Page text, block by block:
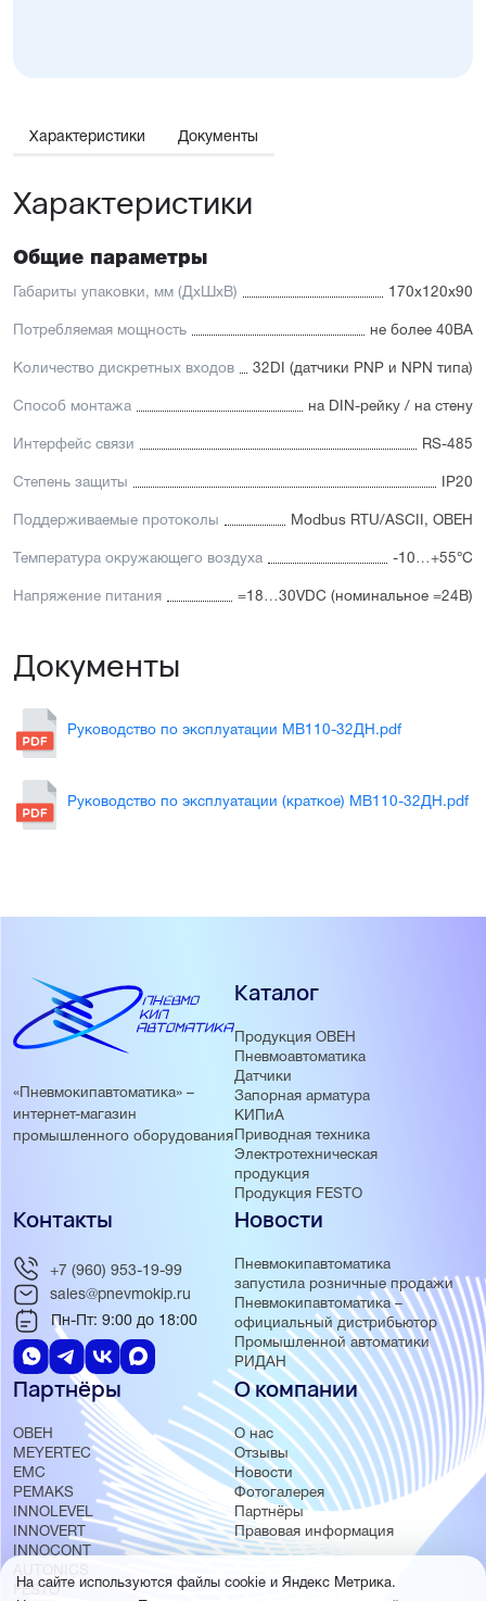
Характеристики Документы
Характеристики
Общие параметры
Габариты упаковки, мм (ДхШхВ) 170x120x90
Потребляемая мощность не более 40ВА
Количество дискретных входов 32DI (датчики PNP и NPN типа)
Способ монтажа на DIN-рейку / на стену
Интерфейс связи RS-485
Степень защиты IP20
Поддерживаемые протоколы Modbus RTU/ASCII, ОВЕН
Температура окружающего воздуха -10…+55°С
Напряжение питания =18…30VDC (номинальное =24В)
Документы
Руководство по эксплуатации МВ110-32ДН.pdf
Руководство по эксплуатации (краткое) МВ110-32ДН.pdf
«Пневмокипавтоматика» –
интернет-магазин
промышленного оборудования
Каталог
Продукция ОВЕН
Пневмоавтоматика
Датчики
Запорная арматура
КИПиА
Приводная техника
Электротехническая
продукция
Продукция FESTO
Новости
Пневмокипавтоматика
запустила розничные продажи
Пневмокипавтоматика –
официальный дистрибьютор
Промышленной автоматики
РИДАН
Партнёры
ОВЕН
MEYERTEC
EMC
PEMAKS
INNOLEVEL
INNOVERT
INNOCONT
AUTONICS
FESTO
О компании
О нас
Отзывы
Новости
Фотогалерея
Партнёры
Правовая информация
Контакты
+7 (960) 953-19-99
sales@pnevmokip.ru
Пн-Пт: 9:00 до 18:00
На сайте используются файлы cookie и Яндекс Метрика.